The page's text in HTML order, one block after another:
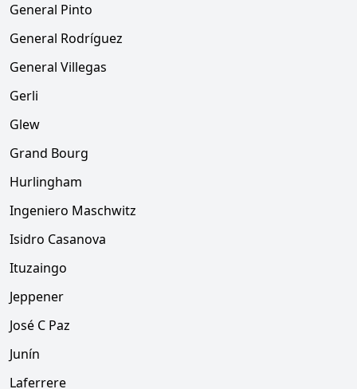
General Pinto
General Rodríguez
General Villegas
Gerli
Glew
Grand Bourg
Hurlingham
Ingeniero Maschwitz
Isidro Casanova
Ituzaingo
Jeppener
José C Paz
Junín
Laferrere